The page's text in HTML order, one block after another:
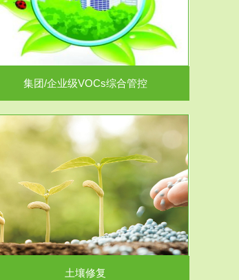
集团/企业级VOCs综合管控
土壤修复